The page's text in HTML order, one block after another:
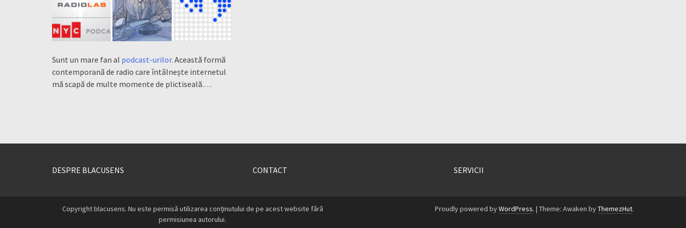
Sunt un mare fan al podcast-urilor. Această formă
contemporană de radio care întâlnește internetul
mă scapă de multe momente de plictiseală.…
DESPRE BLACUSENS CONTACT SERVICII
Copyright blacusens. Nu este permisă utilizarea conținutului de pe acest website fără
permisiunea autorului.
Proudly powered byWordPress. | Theme: Awaken byThemezHut.